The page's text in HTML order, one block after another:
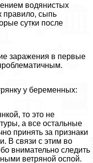
водянистых
правило, сыпь
сутки после
заражения в первые
у беременных:
то это не
а все остальные
принять за признаки
В связи с этим во
внимательно следить
ветряной оспой.